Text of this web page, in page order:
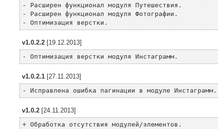
- Расширен функционал модуля Путешествия.
- Расширен функционал модуля Фотографии.
- Оптимизация верстки.
v1.0.2.2 [19.12.2013]
- Оптимизация верстки модуля Инстаграмм.
v1.0.2.1 [27.11.2013]
- Исправлена ошибка пагинации в модуле Инстаграмм.
v1.0.2 [24.11.2013]
+ Обработка отсутствия модулей/элементов.